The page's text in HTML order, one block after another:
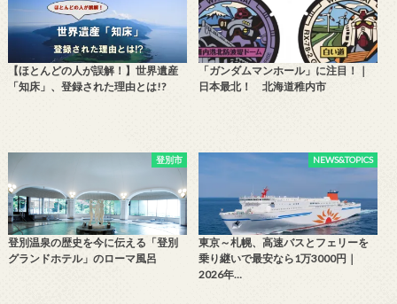
【ほとんどの人が誤解！】世界遺産
「知床」、登録された理由とは!?
「ガンダムマンホール」に注目！｜
日本最北！ 北海道稚内市
登別市
登別温泉の歴史を今に伝える「登別
グランドホテル」のローマ風呂
NEWS&TOPICS
東京～札幌、高速バスとフェリーを
乗り継いで最安なら1万3000円｜
2026年…